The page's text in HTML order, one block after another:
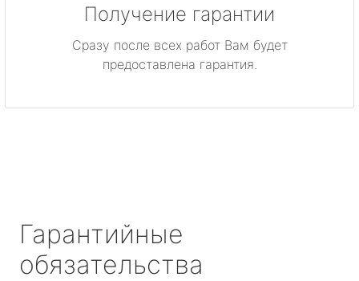
Получение гарантии
Сразу после всех работ Вам будет
предоставлена гарантия.
Гарантийные
обязательства